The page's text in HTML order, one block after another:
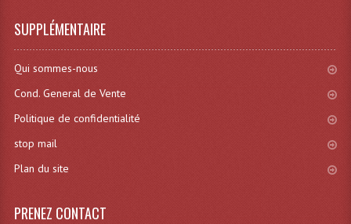
Effets Lumineux, Centre De Piste
Effets Lumineux, Effets Disco
SUPPLÉMENTAIRE
Qui sommes-nous
Cond. General de Vente
Politique de confidentialité
stop mail
Plan du site
PRENEZ CONTACT